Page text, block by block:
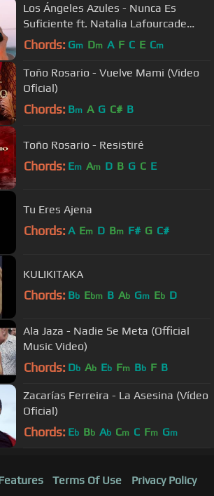
Los Ángeles Azules - Nunca Es
Suficiente ft. Natalia Lafourcade
(Live)
Chords: Gm Dm A F C E Cm
Toño Rosario - Vuelve Mami (Video
Oficial)
Chords: Bm A G C# B
Toño Rosario - Resistiré
Chords: Em Am D B G C E
Tu Eres Ajena
Chords: A Em D Bm F# G C#
KULIKITAKA
Chords: Bb Ebm B Ab Gm Eb D
Ala Jaza - Nadie Se Meta (Official
Music Video)
Chords: Db Ab Eb Fm Bb F B
Zacarías Ferreira - La Asesina (Vídeo
Oficial)
Chords: Eb Bb Ab Cm C Fm Gm
Terms Of Use Privacy Policy